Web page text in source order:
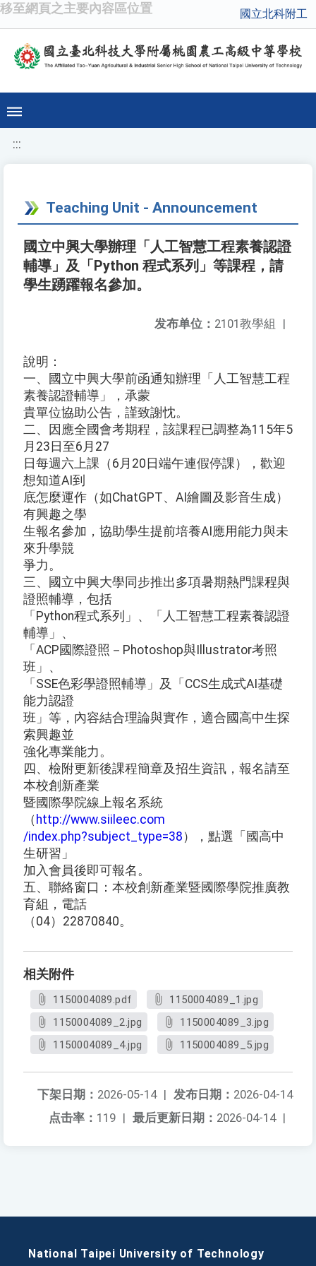
移至網頁之主要內容區位置 國立北科附工
:::
Teaching Unit - Announcement
國立中興大學辦理「人工智慧工程素養認證
輔導」及「Python 程式系列」等課程，請
學生踴躍報名參加。
发布单位： 2101教學組 |
說明：
一、國立中興大學前函通知辦理「人工智慧工程
素養認證輔導」，承蒙
貴單位協助公告，謹致謝忱。
二、因應全國會考期程，該課程已調整為115年5
月23日至6月27
日每週六上課（6月20日端午連假停課），歡迎
想知道AI到
底怎麼運作（如ChatGPT、AI繪圖及影音生成）
有興趣之學
生報名參加，協助學生提前培養AI應用能力與未
來升學競
爭力。
三、國立中興大學同步推出多項暑期熱門課程與
證照輔導，包括
「Python程式系列」、「人工智慧工程素養認證
輔導」、
「ACP國際證照－Photoshop與Illustrator考照
班」、
「SSE色彩學證照輔導」及「CCS生成式AI基礎
能力認證
班」等，內容結合理論與實作，適合國高中生探
索興趣並
強化專業能力。
四、檢附更新後課程簡章及招生資訊，報名請至
本校創新產業
暨國際學院線上報名系統
（ http://www.siileec.com
/index.php?subject_type=38 ），點選「國高中
生研習」
加入會員後即可報名。
五、聯絡窗口：本校創新產業暨國際學院推廣教
育組，電話
（04）22870840。
相关附件
1150004089.pdf
1150004089_1.jpg
1150004089_2.jpg
1150004089_3.jpg
1150004089_4.jpg
1150004089_5.jpg
发布日期： 2026-04-14
下架日期： 2026-05-14 |
最后更新日期： 2026-04-14 |
点击率： 119 |
National Taipei University of Technology